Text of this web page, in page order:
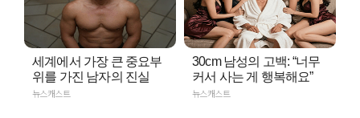
세계에서 가장 큰 중요부
위를 가진 남자의 진실
뉴스캐스트
30cm 남성의 고백: “너무
커서 사는 게 행복해요”
뉴스캐스트